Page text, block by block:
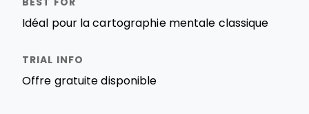
Idéal pour la cartographie mentale classique
Offre gratuite disponible